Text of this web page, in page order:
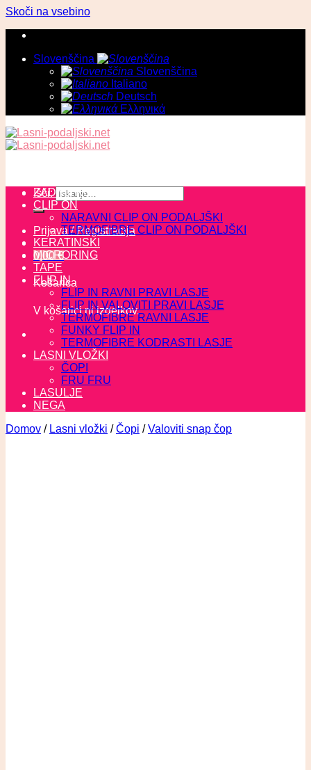
Skoči na vsebino
Slovenščina
Slovenščina
Italiano
Deutsch
Ελληνικά
Išči:
Prijava / Registracija
0,00€
Košarica
V košarici ni izdelkov.
ZADNJI KOSI
CLIP ON
NARAVNI CLIP ON PODALJŠKI
TERMOFIBRE CLIP ON PODALJŠKI
KERATINSKI
MICRORING
TAPE
FLIP IN
FLIP IN RAVNI PRAVI LASJE
FLIP IN VALOVITI PRAVI LASJE
TERMOFIBRE RAVNI LASJE
FUNKY FLIP IN
TERMOFIBRE KODRASTI LASJE
LASNI VLOŽKI
ČOPI
FRU FRU
LASULJE
NEGA
Domov / Lasni vložki / Čopi / Valoviti snap čop